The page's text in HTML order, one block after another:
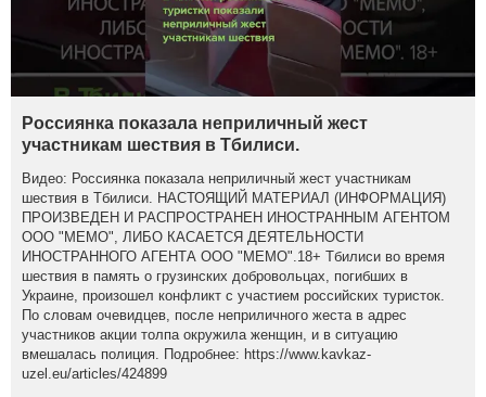
Россиянка показала неприличный жест
участникам шествия в Тбилиси.
Видео: Россиянка показала неприличный жест участникам
шествия в Тбилиси. НАСТОЯЩИЙ МАТЕРИАЛ (ИНФОРМАЦИЯ)
ПРОИЗВЕДЕН И РАСПРОСТРАНЕН ИНОСТРАННЫМ АГЕНТОМ
ООО "МЕМО", ЛИБО КАСАЕТСЯ ДЕЯТЕЛЬНОСТИ
ИНОСТРАННОГО АГЕНТА ООО "МЕМО".18+ Тбилиси во время
шествия в память о грузинских добровольцах, погибших в
Украине, произошел конфликт с участием российских туристок.
По словам очевидцев, после неприличного жеста в адрес
участников акции толпа окружила женщин, и в ситуацию
вмешалась полиция. Подробнее: https://www.kavkaz-
uzel.eu/articles/424899